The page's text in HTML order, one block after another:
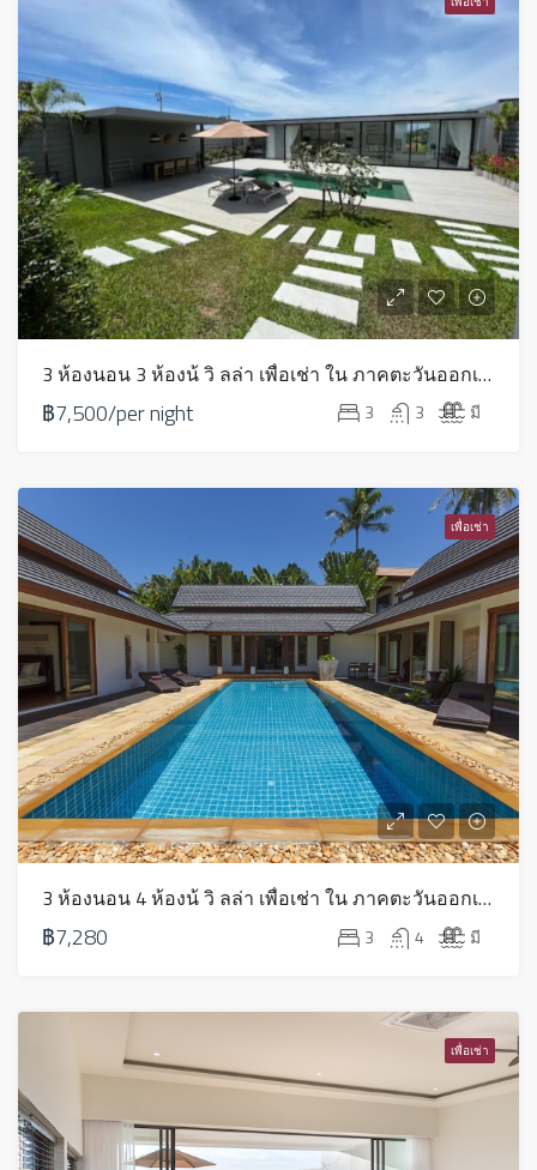
3 ห้องนอน 3 ห้องน้ วิ ลล่า เพื่อเช่า ใน ภาคตะวันออกเฉียงเหนือ – HV0106
฿7,500/per night 3 3 มี
เพื่อเช่า
3 ห้องนอน 4 ห้องน้ วิ ลล่า เพื่อเช่า ใน ภาคตะวันออกเฉียงเหนือ – HV0271
฿7,280 3 4 มี
เพื่อเช่า